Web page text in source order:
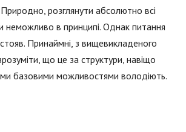
розглянути абсолютно всі
неможливо в принципі. Однак питання
Принаймні, з вищевикладеного
що це за структури, навіщо
базовими можливостями володіють.